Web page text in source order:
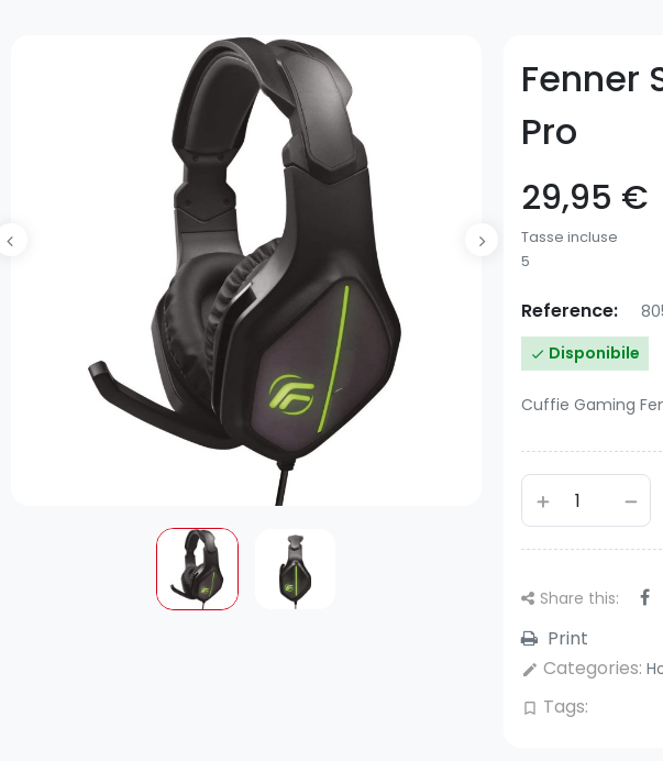
Fenner
Pro
29,95 €
Tasse incluse
5
Reference:
 Disponibile
Cuffie Gaming
Share this:
Print
edit Categories:
bookmark_border Tags: